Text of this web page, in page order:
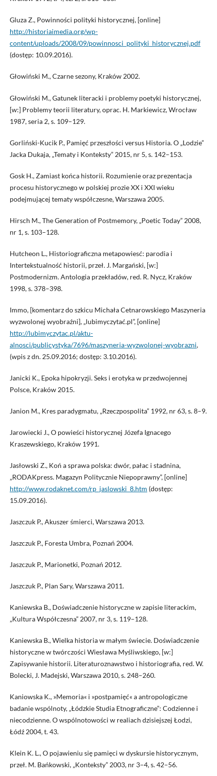
Gluza Z., Powinności polityki historycznej, [online]
http://historiaimedia.org/wp-
content/uploads/2008/09/powinnosci_polityki_historycznej.pdf
(dostęp: 10.09.2016).
Głowiński M., Czarne sezony, Kraków 2002.
Głowiński M., Gatunek literacki i problemy poetyki historycznej,
[w:] Problemy teorii literatury, oprac. H. Markiewicz, Wrocław
1987, seria 2, s. 109–129.
Gorliński-Kucik P., Pamięć przeszłości versus Historia. O „Lodzie”
Jacka Dukaja, „Tematy i Konteksty” 2015, nr 5, s. 142–153.
Gosk H., Zamiast końca historii. Rozumienie oraz prezentacja
procesu historycznego w polskiej prozie XX i XXI wieku
podejmującej tematy współczesne, Warszawa 2005.
Hirsch M., The Generation of Postmemory, „Poetic Today” 2008,
nr 1, s. 103–128.
Hutcheon L., Historiograficzna metapowiesć: parodia i
Intertekstualność historii, przeł. J. Margański, [w:]
Postmodernizm. Antologia przekładów, red. R. Nycz, Kraków
1998, s. 378–398.
Immo, [komentarz do szkicu Michała Cetnarowskiego Maszyneria
wyzwolonej wyobraźni], „lubimyczytać.pl”, [online]
http://lubimyczytac.pl/aktu­
alnosci/publicystyka/7696/maszyneria-wyzwolonej-wyobrazni,
(wpis z dn. 25.09.2016; dostęp: 3.10.2016).
Janicki K., Epoka hipokryzji. Seks i erotyka w przedwojennej
Polsce, Kraków 2015.
Janion M., Kres paradygmatu, „Rzeczpospolita” 1992, nr 63, s. 8–9.
Jarowiecki J., O powieści historycznej Józefa Ignacego
Kraszewskiego, Kraków 1991.
Jasłowski Z., Koń a sprawa polska: dwór, pałac i stadnina,
„RODAKpress. Magazyn Politycznie Niepoprawny”, [online]
http://www.rodaknet.com/rp_jaslowski_8.htm (dostęp:
15.09.2016).
Jaszczuk P., Akuszer śmierci, Warszawa 2013.
Jaszczuk P., Foresta Umbra, Poznań 2004.
Jaszczuk P., Marionetki, Poznań 2012.
Jaszczuk P., Plan Sary, Warszawa 2011.
Kaniewska B., Doświadczenie historyczne w zapisie literackim,
„Kultura Współczesna” 2007, nr 3, s. 119–128.
Kaniewska B., Wielka historia w małym świecie. Doświadczenie
historyczne w twórczości Wiesława Myśliwskiego, [w:]
Zapisywanie historii. Literaturoznawstwo i historiografia, red. W.
Bolecki, J. Madejski, Warszawa 2010, s. 248–260.
Kaniowska K., »Memoria« i »postpamięć« a antropologiczne
badanie wspólnoty, „Łódzkie Studia Etnograficzne”: Codzienne i
niecodzienne. O wspólnotowości w realiach dzisiejszej Łodzi,
Łódź 2004, t. 43.
Klein K. L., O pojawieniu się pamięci w dyskursie historycznym,
przeł. M. Bańkowski, „Konteksty” 2003, nr 3–4, s. 42–56.